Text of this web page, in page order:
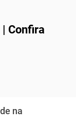
Confira
na